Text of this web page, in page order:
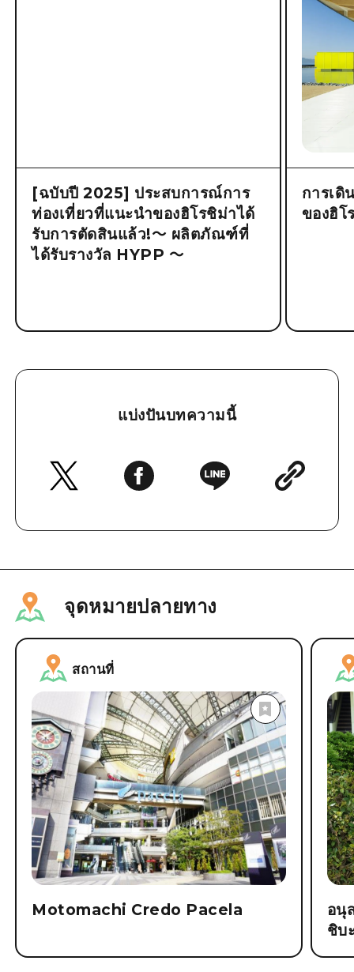
[ฉบับปี 2025] ประสบการณ์การ
ท่องเที่ยวที่แนะนำของฮิโรชิม่าได้
รับการตัดสินแล้ว!～ ผลิตภัณฑ์ที่
ได้รับรางวัล HYPP ～
การเดิ
ของฮิโ
แบ่งปันบทความนี้
จุดหมายปลายทาง
สถานที่
Motomachi Credo Pacela
อนุ
ชิบ